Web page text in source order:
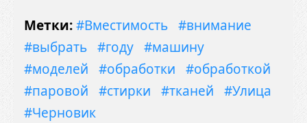
Метки:#Вместимость #внимание
#выбрать #году #машину
#моделей
#обработки
#обработкой
#паровой
#стирки #тканей
#Улица
#Черновик